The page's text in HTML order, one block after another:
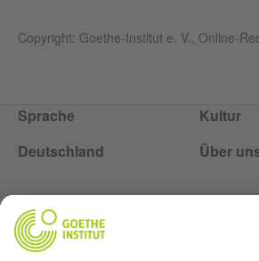
Copyright: Goethe-Institut e. V., Online-
Sprache
Kultur
Deutschland
Über